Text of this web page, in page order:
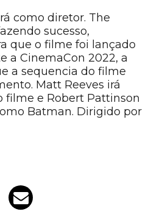
como diretor. The
sucesso,
que o filme foi lançado
a CinemaCon 2022, a
a sequencia do filme
Matt Reeves irá
filme e Robert Pattinson
Batman. Dirigido por